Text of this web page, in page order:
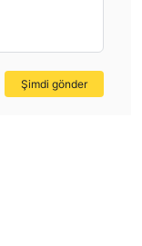
1:100 kaldıraç
1:500
Şimdi gönder